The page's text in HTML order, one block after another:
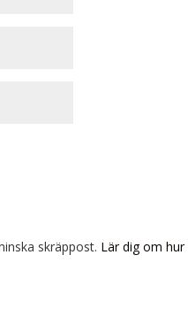
skräppost. Lär dig om